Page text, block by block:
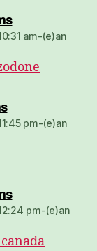
dio:
am-(e)an
dio:
pm-(e)an
dio:
pm-(e)an